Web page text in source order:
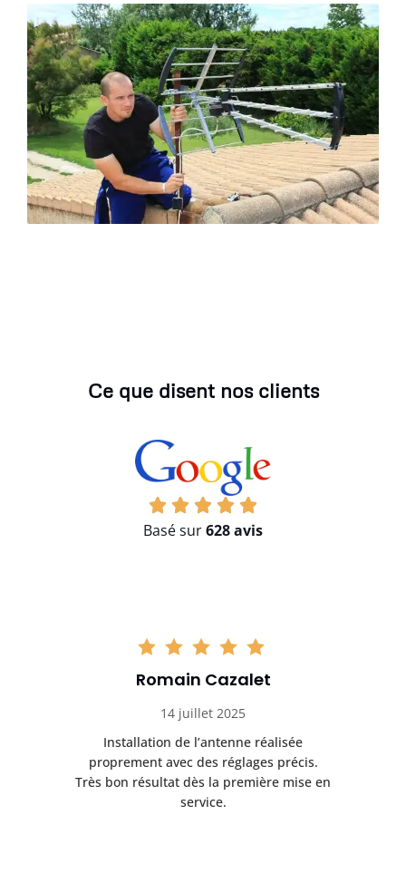
Ce que disent nos clients
Basé sur628 avis
Romain Cazalet
14 juillet 2025
Installation de l’antenne réalisée
proprement avec des réglages précis.
Très bon résultat dès la première mise en
service.